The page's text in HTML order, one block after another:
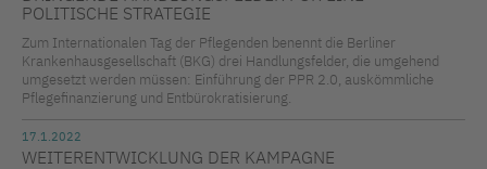
POLITISCHE STRATEGIE
Zum Internationalen Tag der Pflegenden benennt die Berliner
Krankenhausgesellschaft (BKG) drei Handlungsfelder, die umgehend
umgesetzt werden müssen: Einführung der PPR 2.0, auskömmliche
Pflegefinanzierung und Entbürokratisierung.
17.1.2022
WEITERENTWICKLUNG DER KAMPAGNE